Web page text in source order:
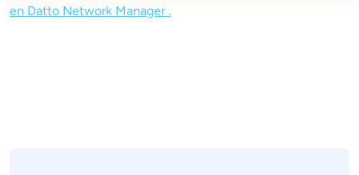
en Datto Network Manager .